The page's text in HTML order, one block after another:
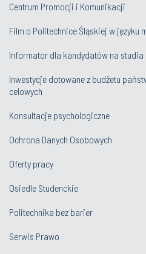
Centrum Promocji i Komunikacji
Film o Politechnice Śląskiej w języku
Informator dla kandydatów na studia
Inwestycje dotowane z budżetu
celowych
Konsultacje psychologiczne
Ochrona Danych Osobowych
Oferty pracy
Osiedle Studenckie
Politechnika bez barier
Serwis Prawo